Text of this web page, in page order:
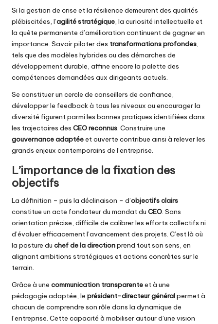
Si la gestion de crise et la résilience demeurent des qualités
plébiscitées, l’agilité stratégique, la curiosité intellectuelle et
la quête permanente d’amélioration continuent de gagner en
importance. Savoir piloter des transformations profondes,
tels que des modèles hybrides ou des démarches de
développement durable, affine encore la palette des
compétences demandées aux dirigeants actuels.
Se constituer un cercle de conseillers de confiance,
développer le feedback à tous les niveaux ou encourager la
diversité figurent parmi les bonnes pratiques identifiées dans
les trajectoires des CEO reconnus. Construire une
gouvernance adaptéeet ouverte contribue ainsi à relever les
grands enjeux contemporains de l’entreprise.
L’importance de la fixation des
objectifs
La définition – puis la déclinaison – d’objectifs clairs
constitue un acte fondateur du mandat du CEO. Sans
orientation précise, difficile de calibrer les efforts collectifs ni
d’évaluer efficacement l’avancement des projets. C’est là où
la posture du chef de la directionprend tout son sens, en
alignant ambitions stratégiques et actions concrètes sur le
terrain.
Grâce à une communication transparenteet à une
pédagogie adaptée, le président-directeur généralpermet à
chacun de comprendre son rôle dans la dynamique de
l’entreprise. Cette capacité à mobiliser autour d’une vision